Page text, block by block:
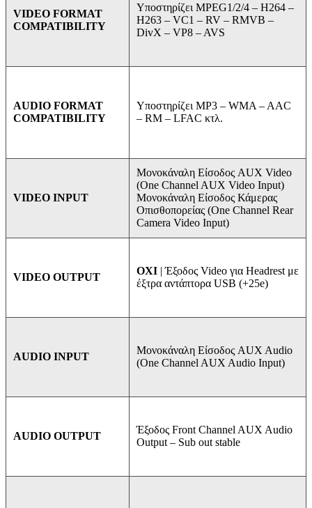
VIDEO FORMAT
COMPATIBILITY
Υποστηρίζει MPEG1/2/4 – H264 –
H263 – VC1 – RV – RMVB –
DivX – VP8 – AVS
AUDIO FORMAT
COMPATIBILITY
Υποστηρίζει MP3 – WMA – AAC
– RM – LFAC κτλ.
VIDEO INPUT
Μονοκάναλη Είσοδος AUX Video
(One Channel AUX Video Input)
Μονοκάναλη Είσοδος Κάμερας
Οπισθοπορείας (One Channel Rear
Camera Video Input)
VIDEO OUTPUT
ΟΧΙ | Έξοδος Video για Headrest με
έξτρα αντάπτορα USB (+25e)
AUDIO INPUT
Μονοκάναλη Είσοδος AUX Audio
(One Channel AUX Audio Input)
AUDIO OUTPUT
Έξοδος Front Channel AUX Audio
Output – Sub out stable